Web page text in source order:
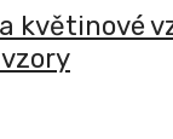
květinové